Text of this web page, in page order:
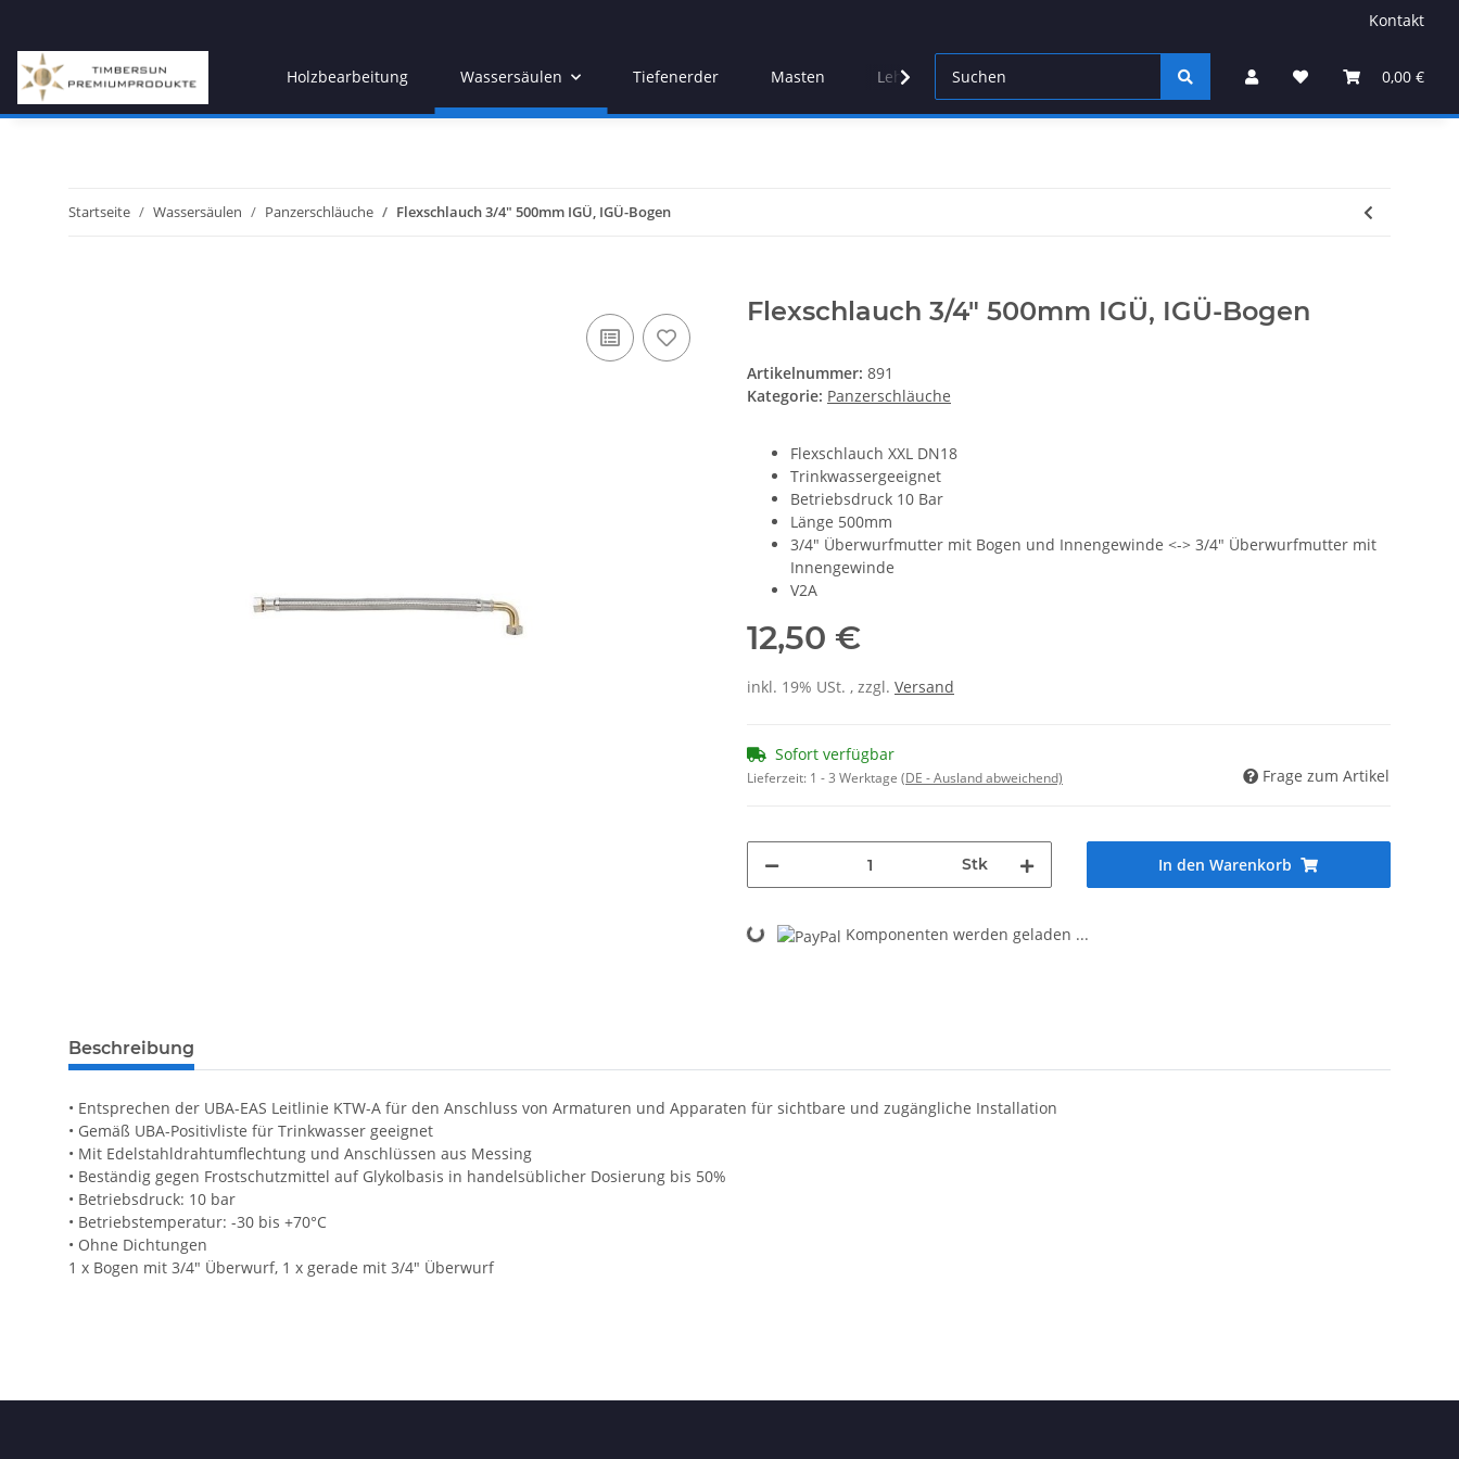
Kontakt
0,00 €
Holzbearbeitung Wassersäulen Tiefenerder Masten Lehren Sonstiges
Startseite Wassersäulen Panzerschläuche Flexschlauch 3/4" 500mm IGÜ, IGÜ-Bogen
Flexschlauch 3/4" 500mm IGÜ, IGÜ-Bogen
Artikelnummer: 891
Kategorie: Panzerschläuche
Flexschlauch XXL DN18
Trinkwassergeeignet
Betriebsdruck 10 Bar
Länge 500mm
3/4" Überwurfmutter mit Bogen und Innengewinde <-> 3/4" Überwurfmutter mit
Innengewinde
V2A
12,50 €
inkl. 19% USt. , zzgl. Versand
Sofort verfügbar
Lieferzeit: 1 - 3 Werktage (DE - Ausland abweichend) Frage zum Artikel
Stk In den Warenkorb
Loading... Komponenten werden geladen ...
Beschreibung
• Entsprechen der UBA-EAS Leitlinie KTW-A für den Anschluss von Armaturen und Apparaten für sichtbare und zugängliche Installation
• Gemäß UBA-Positivliste für Trinkwasser geeignet
• Mit Edelstahldrahtumflechtung und Anschlüssen aus Messing
• Beständig gegen Frostschutzmittel auf Glykolbasis in handelsüblicher Dosierung bis 50%
• Betriebsdruck: 10 bar
• Betriebstemperatur: -30 bis +70°C
• Ohne Dichtungen
1 x Bogen mit 3/4" Überwurf, 1 x gerade mit 3/4" Überwurf